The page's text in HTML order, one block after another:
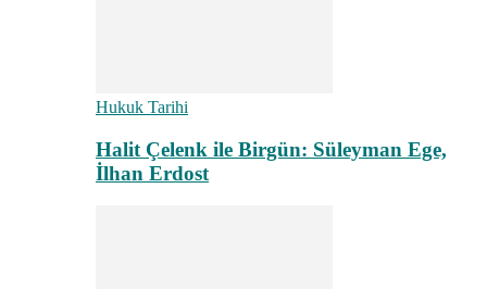
Hukuk Tarihi
Halit Çelenk ile Birgün: Süleyman Ege,
İlhan Erdost